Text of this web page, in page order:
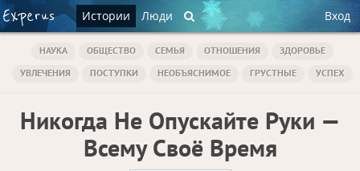
Истории Люди Вход
НАУКА ОБЩЕСТВО СЕМЬЯ ОТНОШЕНИЯ
ЗДОРОВЬЕ
УВЛЕЧЕНИЯ
ПОСТУПКИ НЕОБЪЯСНИМОЕ ГРУСТНЫЕ УСПЕХ
Никогда Не Опускайте Руки —
Всему Своё Время